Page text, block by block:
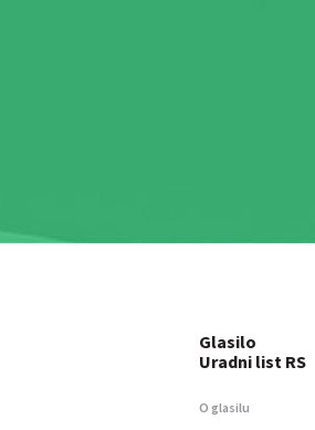
Glasilo
Uradni list RS
O glasilu